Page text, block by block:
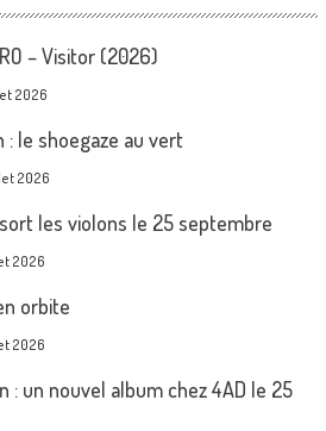
– Visitor (2026)
2026
: le shoegaze au vert
2026
les violons le 25 septembre
2026
orbite
2026
: un nouvel album chez 4AD le 25